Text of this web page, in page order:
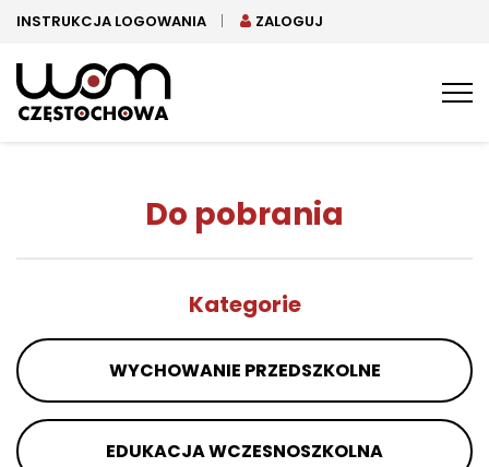
INSTRUKCJA LOGOWANIA ZALOGUJ
Do pobrania
Kategorie
WYCHOWANIE PRZEDSZKOLNE
EDUKACJA WCZESNOSZKOLNA